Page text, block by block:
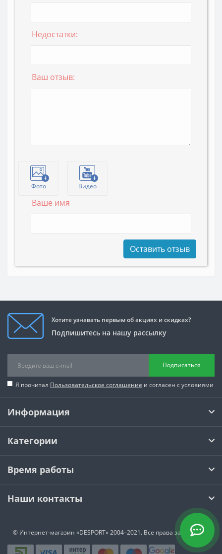
Недостатки:
Ваш отзыв:
Фото Видео
Ваше имя
Оставить отзыв
Хотите узнавать первым об акциях и скидках?
Подпишитесь на нашу рассылку
Подписаться
Я прочитал Пользовательское соглашение и согласен с условиями
Информация
Категории
Время работы
Наши контакты
© Интернет-магазин «DESPORT»2004–2021. Все права защищены.